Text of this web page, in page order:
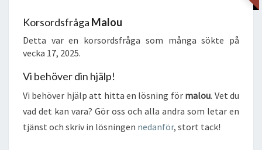
Korsordsfråga Malou
Detta var en korsordsfråga som många sökte på
vecka 17, 2025.
Vi behöver din hjälp!
Vi behöver hjälp att hitta en lösning för malou. Vet du
vad det kan vara? Gör oss och alla andra som letar en
tjänst och skriv in lösningen nedanför, stort tack!